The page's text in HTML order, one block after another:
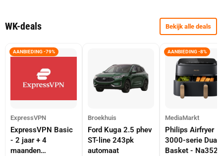
WK-deals Bekijk alle deals
AANBIEDING -79%
ExpressVPN
ExpressVPN Basic
- 2 jaar + 4
maanden
Broekhuis
Ford Kuga 2.5 phev
ST-line 243pk
automaat
AANBIEDING -8%
MediaMarkt
Philips Airfryer
3000-serie Dual
Basket -